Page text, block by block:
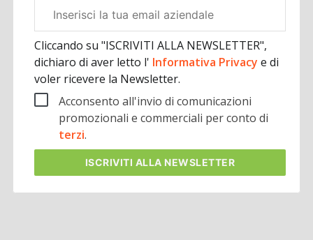
aziendale
Cliccando su "ISCRIVITI ALLA NEWSLETTER",
dichiaro di aver letto l' Informativa Privacye di
voler ricevere la Newsletter.
Acconsento all'invio di comunicazioni
promozionali e commerciali per conto di
terzi.
ISCRIVITI ALLA NEWSLETTER